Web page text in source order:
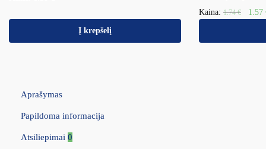
Į krepšelį
Kaina: 1.74€ 1.57
Aprašymas
Papildoma informacija
Atsiliepimai 0